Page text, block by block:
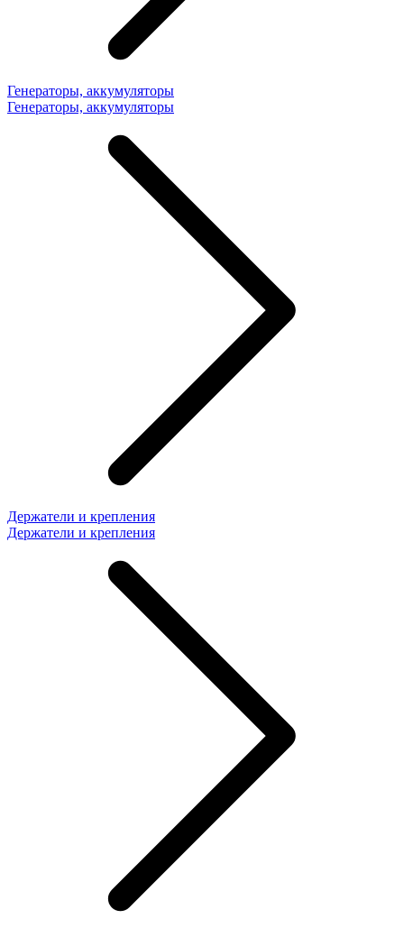
Генераторы, аккумуляторы
Генераторы, аккумуляторы
Держатели и крепления
Держатели и крепления